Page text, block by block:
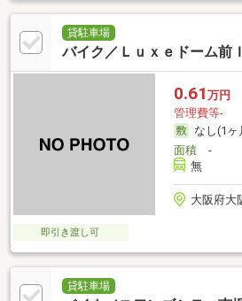
貸駐車場
バイク／Ｌｕｘｅドーム前
0.61 万円
管理費等-
なし(1ヶ
面積-
無
大阪府大
即引き渡し可
貸駐車場